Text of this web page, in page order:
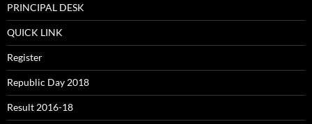
PRINCIPAL DESK
QUICK LINK
Register
Republic Day 2018
Result 2016-18